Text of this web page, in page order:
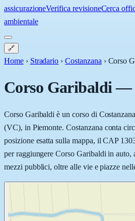
assicurazioneVerifica revisioneCerca
ambientale
🔗
Home › Stradario › Costanzana › Corso
Corso Garibaldi—
Corso Garibaldi è un corso di
(VC), in Piemonte. Costanzana conta
posizione esatta sulla mappa, il CAP
per raggiungere Corso Garibaldi in
mezzi pubblici, oltre alle vie e piazze